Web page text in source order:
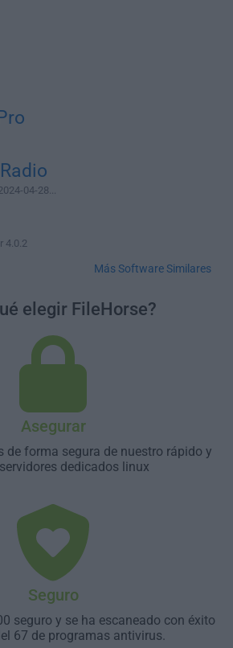
04-28...
4.0.2
Más Software Similares
elegir FileHorse?
Asegurar
de forma segura de nuestro rápido y
dedicados linux
Seguro
seguro y se ha escaneado con éxito
67 de programas antivirus.